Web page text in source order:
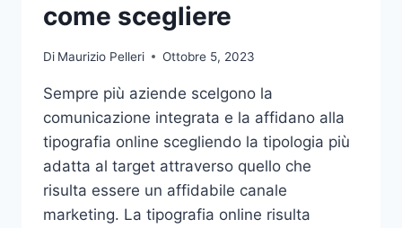
come scegliere
Di Maurizio Pelleri Ottobre 5, 2023
Sempre più aziende scelgono la
comunicazione integrata e la affidano alla
tipografia online scegliendo la tipologia più
adatta al target attraverso quello che
risulta essere un affidabile canale
marketing. La tipografia online risulta